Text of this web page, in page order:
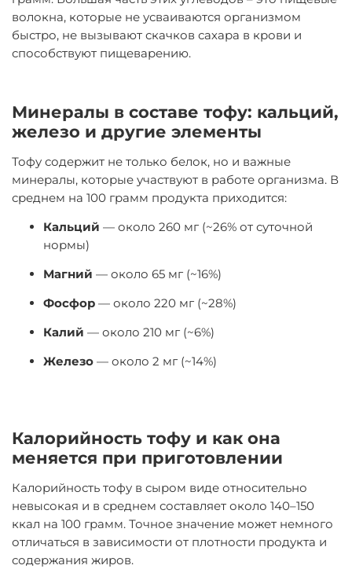
волокна, которые не усваиваются организмом
быстро, не вызывают скачков сахара в крови и
способствуют пищеварению.
Минералы в составе тофу: кальций,
железо и другие элементы
Тофу содержит не только белок, но и важные
минералы, которые участвуют в работе организма. В
среднем на 100 грамм продукта приходится:
Кальций — около 260 мг (~26% от суточной
нормы)
Магний — около 65 мг (~16%)
Фосфор — около 220 мг (~28%)
Калий — около 210 мг (~6%)
Железо — около 2 мг (~14%)
Калорийность тофу и как она
меняется при приготовлении
Калорийность тофу в сыром виде относительно
невысокая и в среднем составляет около 140–150
ккал на 100 грамм. Точное значение может немного
отличаться в зависимости от плотности продукта и
содержания жиров.